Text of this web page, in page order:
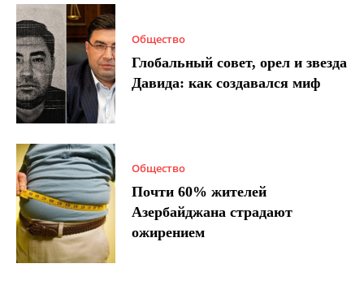
Общество
Глобальный совет, орел и звезда
Давида: как создавался миф
Общество
Почти 60% жителей
Азербайджана страдают
ожирением